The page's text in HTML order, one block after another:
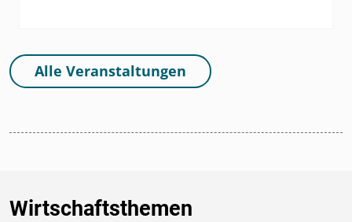
Alle Veranstaltungen
Wirtschaftsthemen